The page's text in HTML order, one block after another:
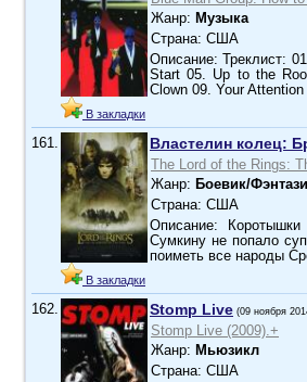
В закладки
Жанр: Музыка
Страна: США
Описание: Треклист:
Start 05. Up to the
Clown 09. Your
161.
В закладки
Властелин колец:
The Lord of the Rings:
Жанр: Боевик/
Страна: США
Описание:
Сумкину не попало
поиметь все народы
162. Stomp Live (09 ноября
Stomp Live (2009).+
Жанр: Мьюзикл
Страна: США